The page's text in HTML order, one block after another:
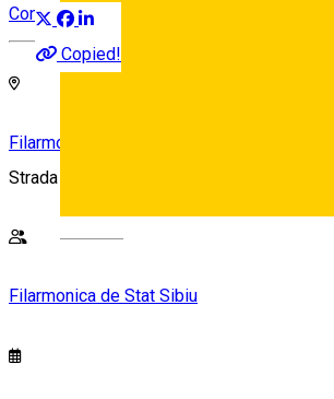
Copied!
Concert
Filarmonica de Stat Sibiu
Strada Cetății nr. 3-5, Sibiu
Filarmonica de Stat Sibiu